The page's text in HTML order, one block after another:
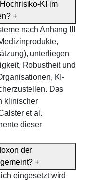
KI im
+
nach Anhang III
unterliegen
Robustheit und
KI-
Das
klinischer
et al.
dieser
der
+
eingesetzt wird